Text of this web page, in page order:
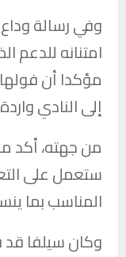
وفي رسالة
امتنانه للدعم
مؤكدا أن
إلى النادي
من جهته، أكد
ستعمل على
المناسب بما
وكان سيلفا قد